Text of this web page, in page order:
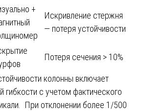
+
Искривление стержня
— потеря устойчивости
Потеря сечения > 10%
колонны включает
гибкости с учетом фактического
При отклонении более 1/500